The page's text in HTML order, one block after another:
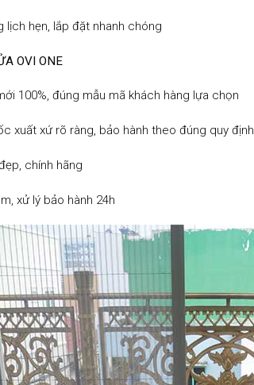
hẹn, lắp đặt nhanh chóng
OVI ONE
100%, đúng mẫu mã khách hàng lựa chọn
xuất xứ rõ ràng, bảo hành theo đúng quy định
chính hãng
xử lý bảo hành 24h